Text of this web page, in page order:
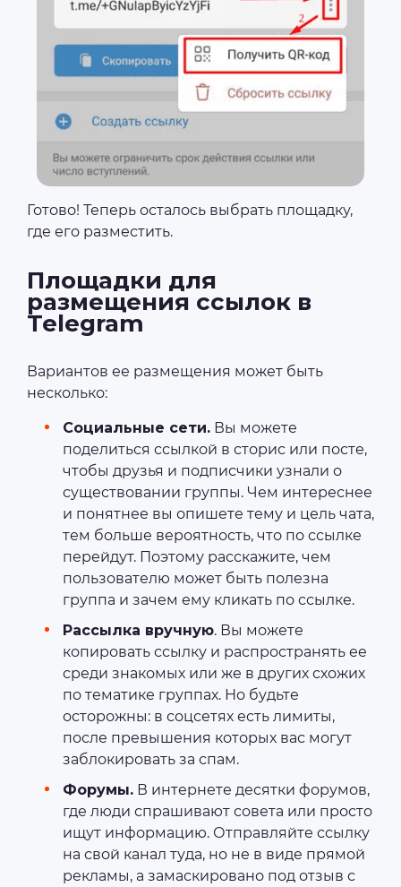
Готово! Теперь осталось выбрать площадку,
где его разместить.
Площадки для
размещения ссылок в
Telegram
Вариантов ее размещения может быть
несколько:
Социальные сети. Вы можете
поделиться ссылкой в сторис или посте,
чтобы друзья и подписчики узнали о
существовании группы. Чем интереснее
и понятнее вы опишете тему и цель чата,
тем больше вероятность, что по ссылке
перейдут. Поэтому расскажите, чем
пользователю может быть полезна
группа и зачем ему кликать по ссылке.
Рассылка вручную. Вы можете
копировать ссылку и распространять ее
среди знакомых или же в других схожих
по тематике группах. Но будьте
осторожны: в соцсетях есть лимиты,
после превышения которых вас могут
заблокировать за спам.
Форумы. В интернете десятки форумов,
где люди спрашивают совета или просто
ищут информацию. Отправляйте ссылку
на свой канал туда, но не в виде прямой
рекламы, а замаскировано под отзыв с